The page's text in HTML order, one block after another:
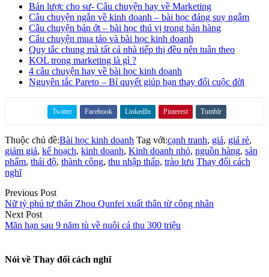
Bán lược cho sư- Câu chuyện hay về Marketing
Câu chuyện ngắn về kinh doanh – bài học đáng suy ngẫm
Câu chuyện bán ớt – bài học thú vị trong bán hàng
Câu chuyện mua táo và bài học kinh doanh
Quy tắc chung mà tất cả nhà tiếp thị đều nên tuân theo
KOL trong marketing là gì ?
4 câu chuyện hay về bài học kinh doanh
Nguyên tắc Pareto – Bí quyết giúp bạn thay đổi cuộc đời
Twitter Facebook LinkedIn Pinterest Tumblr
Thuộc chủ đề:Bài học kinh doanh Tag với:cạnh tranh, giá, giá rẻ,
giảm giá, kế hoạch, kinh doanh, Kinh doanh nhỏ, nguồn hàng, sản
phẩm, thái độ, thành công, thu nhập thấp, trào lưu Thay đổi cách
nghĩ
Previous Post
Nữ tỷ phú tự thân Zhou Qunfei xuất thân từ công nhân
Next Post
Mãn hạn sau 9 năm tù về nuôi cá thu 300 triệu
Nói về Thay đổi cách nghĩ